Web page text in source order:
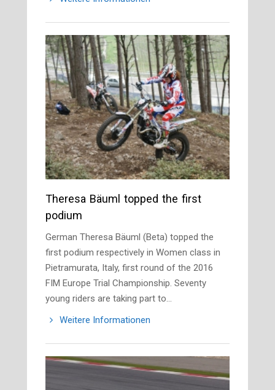
Theresa Bäuml topped the first
podium
German Theresa Bäuml (Beta) topped the
first podium respectively in Women class in
Pietramurata, Italy, first round of the 2016
FIM Europe Trial Championship. Seventy
young riders are taking part to…
Weitere Informationen